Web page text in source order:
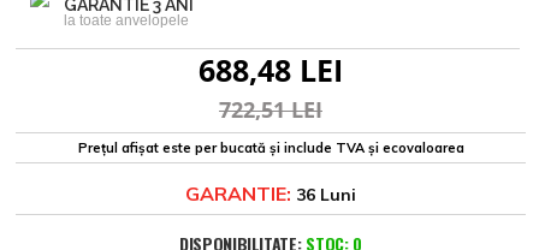
GARANTIE 3 ANI
la toate anvelopele
688,48 LEI
722,51 LEI
Prețul afișat este per bucată și include TVA și ecovaloarea
GARANTIE: 36 Luni
DISPONIBILITATE: STOC: 0